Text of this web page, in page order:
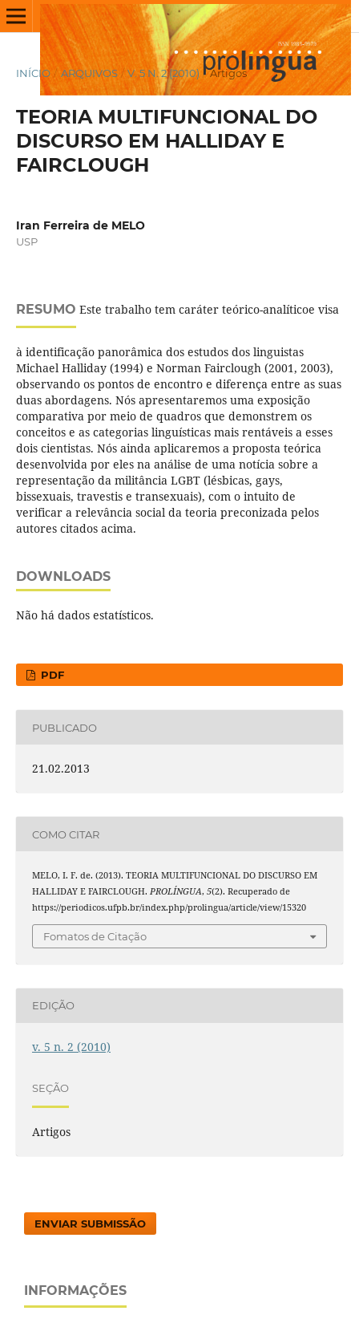
INÍCIO / ARQUIVOS / V. 5 N. 2 (2010) / Artigos
TEORIA MULTIFUNCIONAL DO
DISCURSO EM HALLIDAY E
FAIRCLOUGH
Iran Ferreira de MELO
USP
RESUMO Este trabalho tem caráter teórico-analíticoe visa
à identificação panorâmica dos estudos dos linguistas
Michael Halliday (1994) e Norman Fairclough (2001, 2003),
observando os pontos de encontro e diferença entre as suas
duas abordagens. Nós apresentaremos uma exposição
comparativa por meio de quadros que demonstrem os
conceitos e as categorias linguísticas mais rentáveis a esses
dois cientistas. Nós ainda aplicaremos a proposta teórica
desenvolvida por eles na análise de uma notícia sobre a
representação da militância LGBT (lésbicas, gays,
bissexuais, travestis e transexuais), com o intuito de
verificar a relevância social da teoria preconizada pelos
autores citados acima.
DOWNLOADS
Não há dados estatísticos.
PDF
PUBLICADO
21.02.2013
COMO CITAR
MELO, I. F. de. (2013). TEORIA MULTIFUNCIONAL DO DISCURSO EM
HALLIDAY E FAIRCLOUGH. PROLÍNGUA, 5(2). Recuperado de
https://periodicos.ufpb.br/index.php/prolingua/article/view/15320
Fomatos de Citação
EDIÇÃO
v. 5 n. 2 (2010)
SEÇÃO
Artigos
ENVIAR SUBMISSÃO
INFORMAÇÕES